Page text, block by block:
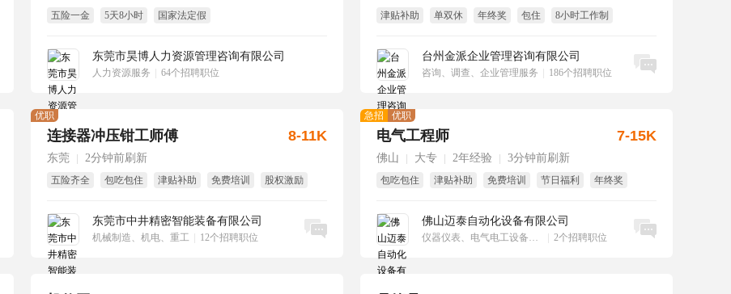
五险一金 5天8小时 国家法定假
东莞市昊博人力资源管理咨询有限公司
人力资源服务 64个招聘职位
津贴补助 单双休 年终奖 包住 8小时工作制
台州金派企业管理咨询有限公司
咨询、调查、企业管理服务 186个招聘职位
立即沟通
连接器冲压钳工师傅
东莞 2分钟前刷新
五险齐全 包吃包住 津贴补助 免费培训
股权激励
东莞市中井精密智能装备有限公司
机械制造、机电、重工 12个招聘职位
优职
8-11K
立即沟通
电气工程师
佛山 大专 2年经验 3分钟前刷新
包吃包住 津贴补助 免费培训 节日福利
年终奖
佛山迈泰自动化设备有限公司
仪器仪表、电气电工设备、工业自动化 2个招聘职位
急招 优职
7-15K
立即沟通